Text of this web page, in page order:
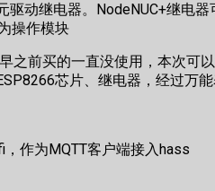
动继电器。NodeNUC+继电
操作模块
之前买的一直没使用，本次可
芯片、继电器，经过万
作为MQTT客户端接入hass